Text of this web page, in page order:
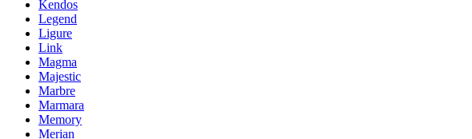
Kendos
Legend
Ligure
Link
Magma
Majestic
Marbre
Marmara
Memory
Merian